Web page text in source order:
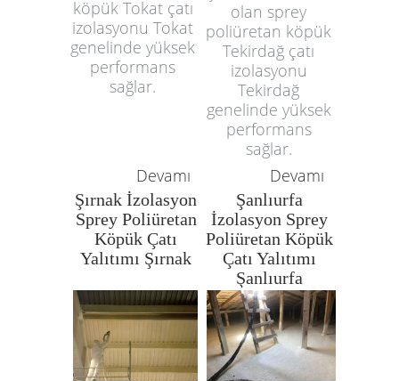
köpük Tokat çatı
izolasyonu Tokat
genelinde yüksek
performans
sağlar.
olan sprey
poliüretan köpük
Tekirdağ çatı
izolasyonu
Tekirdağ
genelinde yüksek
performans
sağlar.
Devamı
Devamı
Şırnak İzolasyon
Sprey Poliüretan
Köpük Çatı
Yalıtımı Şırnak
Şanlıurfa
İzolasyon Sprey
Poliüretan Köpük
Çatı Yalıtımı
Şanlıurfa